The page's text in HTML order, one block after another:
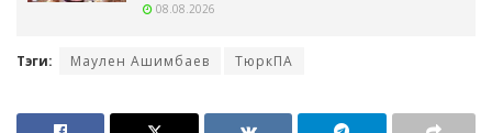
08.08.2026
Тэги: Маулен Ашимбаев ТюркПА